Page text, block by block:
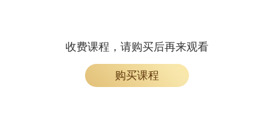
收费课程，请购买后再来观看
购买课程